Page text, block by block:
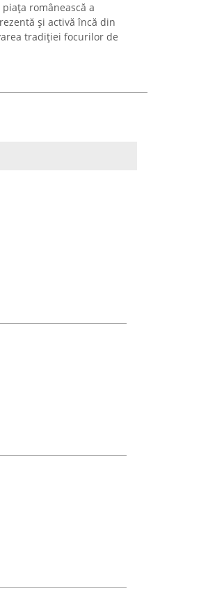
românească a
și activă încă din
tradiției focurilor de